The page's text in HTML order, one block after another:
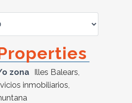
zona Illes Balears,
inmobiliarios,